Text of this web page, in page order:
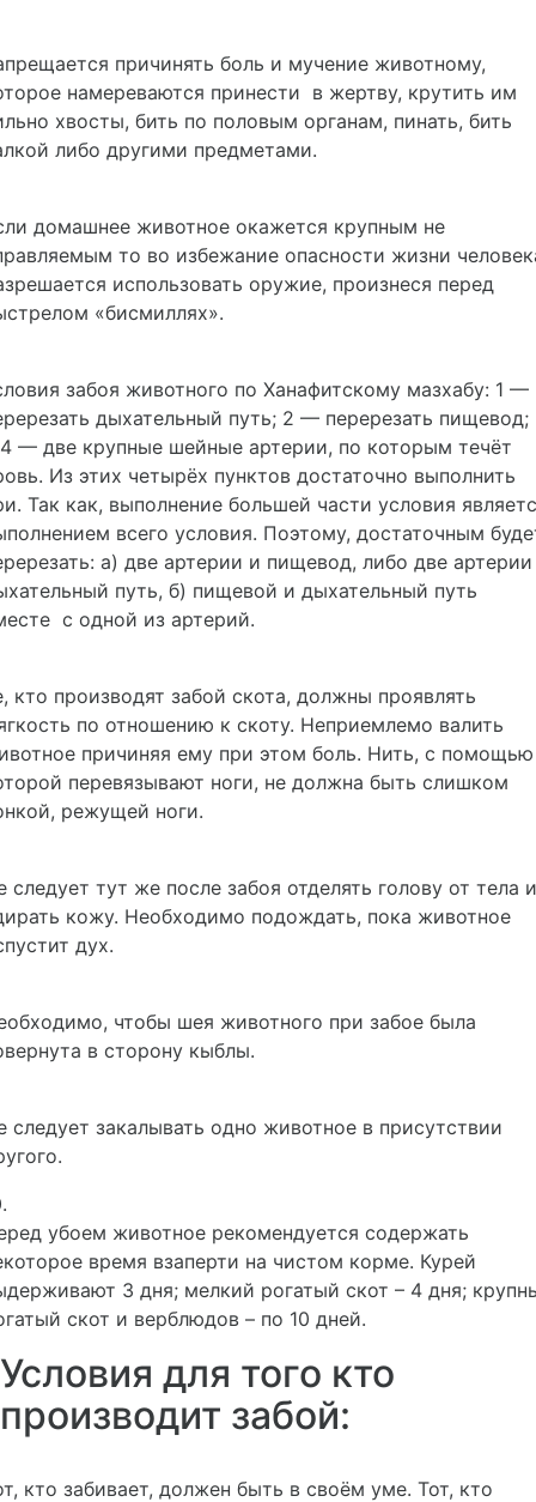
причинять боль и мучение животному,
намереваются принести в жертву, крутить им
хвосты, бить по половым органам, пинать, бить
либо другими предметами.
домашнее животное окажется крупным не
то во избежание опасности жизни
использовать оружие, произнеся перед
«бисмиллях».
забоя животного по Ханафитскому мазхабу: 1 —
дыхательный путь; 2 — перерезать пищевод;
— две крупные шейные артерии, по которым течёт
Из этих четырёх пунктов достаточно выполнить
Так как, выполнение большей части условия
всего условия. Поэтому, достаточным
а) две артерии и пищевод, либо две
путь, б) пищевой и дыхательный путь
с одной из артерий.
кто производят забой скота, должны проявлять
по отношению к скоту. Неприемлемо валить
причиняя ему при этом боль. Нить, с помощью
перевязывают ноги, не должна быть слишком
режущей ноги.
следует тут же после забоя отделять голову от тела и
кожу. Необходимо подождать, пока животное
дух.
чтобы шея животного при забое была
в сторону кыблы.
следует закалывать одно животное в присутствии
убоем животное рекомендуется содержать
время взаперти на чистом корме. Курей
3 дня; мелкий рогатый скот – 4 дня;
скот и верблюдов – по 10 дней.
Условия для того кто
производит забой:
кто забивает, должен быть в своём уме. Тот, кто